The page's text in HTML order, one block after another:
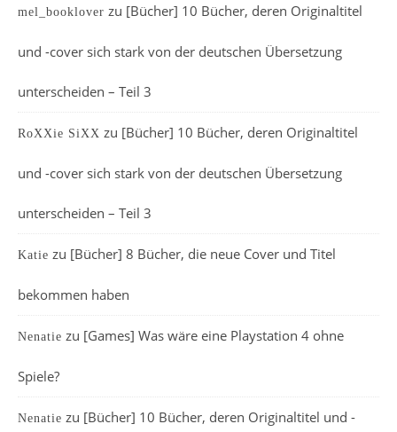
mel_booklover zu [Bücher] 10 Bücher, deren Originaltitel
und -cover sich stark von der deutschen Übersetzung
unterscheiden – Teil 3
RoXXie SiXX zu [Bücher] 10 Bücher, deren Originaltitel
und -cover sich stark von der deutschen Übersetzung
unterscheiden – Teil 3
Katie zu [Bücher] 8 Bücher, die neue Cover und Titel
bekommen haben
Nenatie zu [Games] Was wäre eine Playstation 4 ohne
Spiele?
Nenatie zu [Bücher] 10 Bücher, deren Originaltitel und -